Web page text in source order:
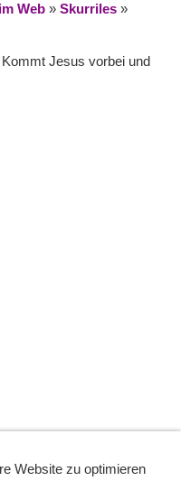
Web » Skurriles »
Jesus vorbei und
Website zu optimieren